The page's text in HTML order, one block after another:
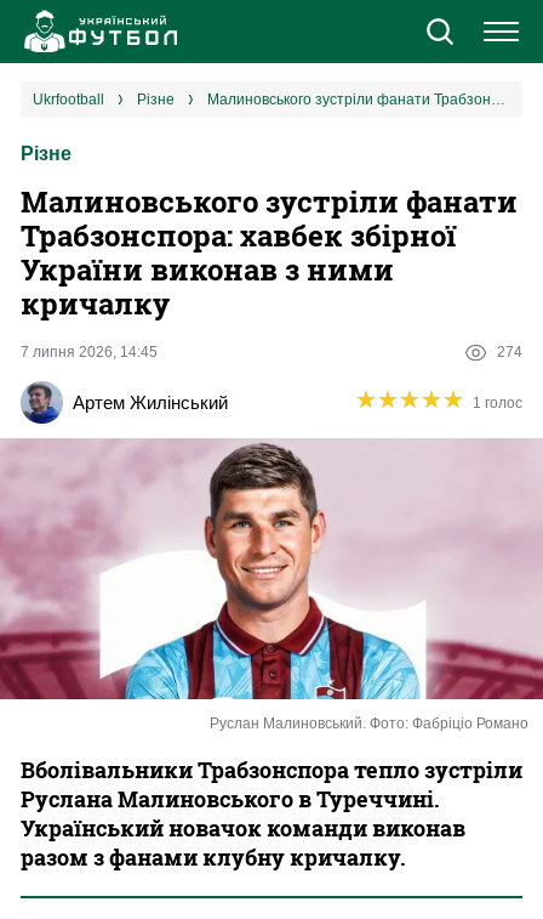
Новини
Єврокубки
УПЛ
Різне
Букмекери
Казино
ukrfootball різне Малиновського зустріли фанати Трабзонспора: хавбек збірної України виконав з ними кричалку
Різне
Малиновського зустріли фанати
Трабзонспора: хавбек збірної
України виконав з ними
кричалку
7 липня 2026, 14:45 274
Артем Жилінський ★★★★★
★★★★★ 1 голос
Руслан Малиновський. Фото: Фабріціо Романо
Вболівальники Трабзонспора тепло зустріли
Руслана Малиновського в Туреччині.
Український новачок команди виконав
разом з фанами клубну кричалку.